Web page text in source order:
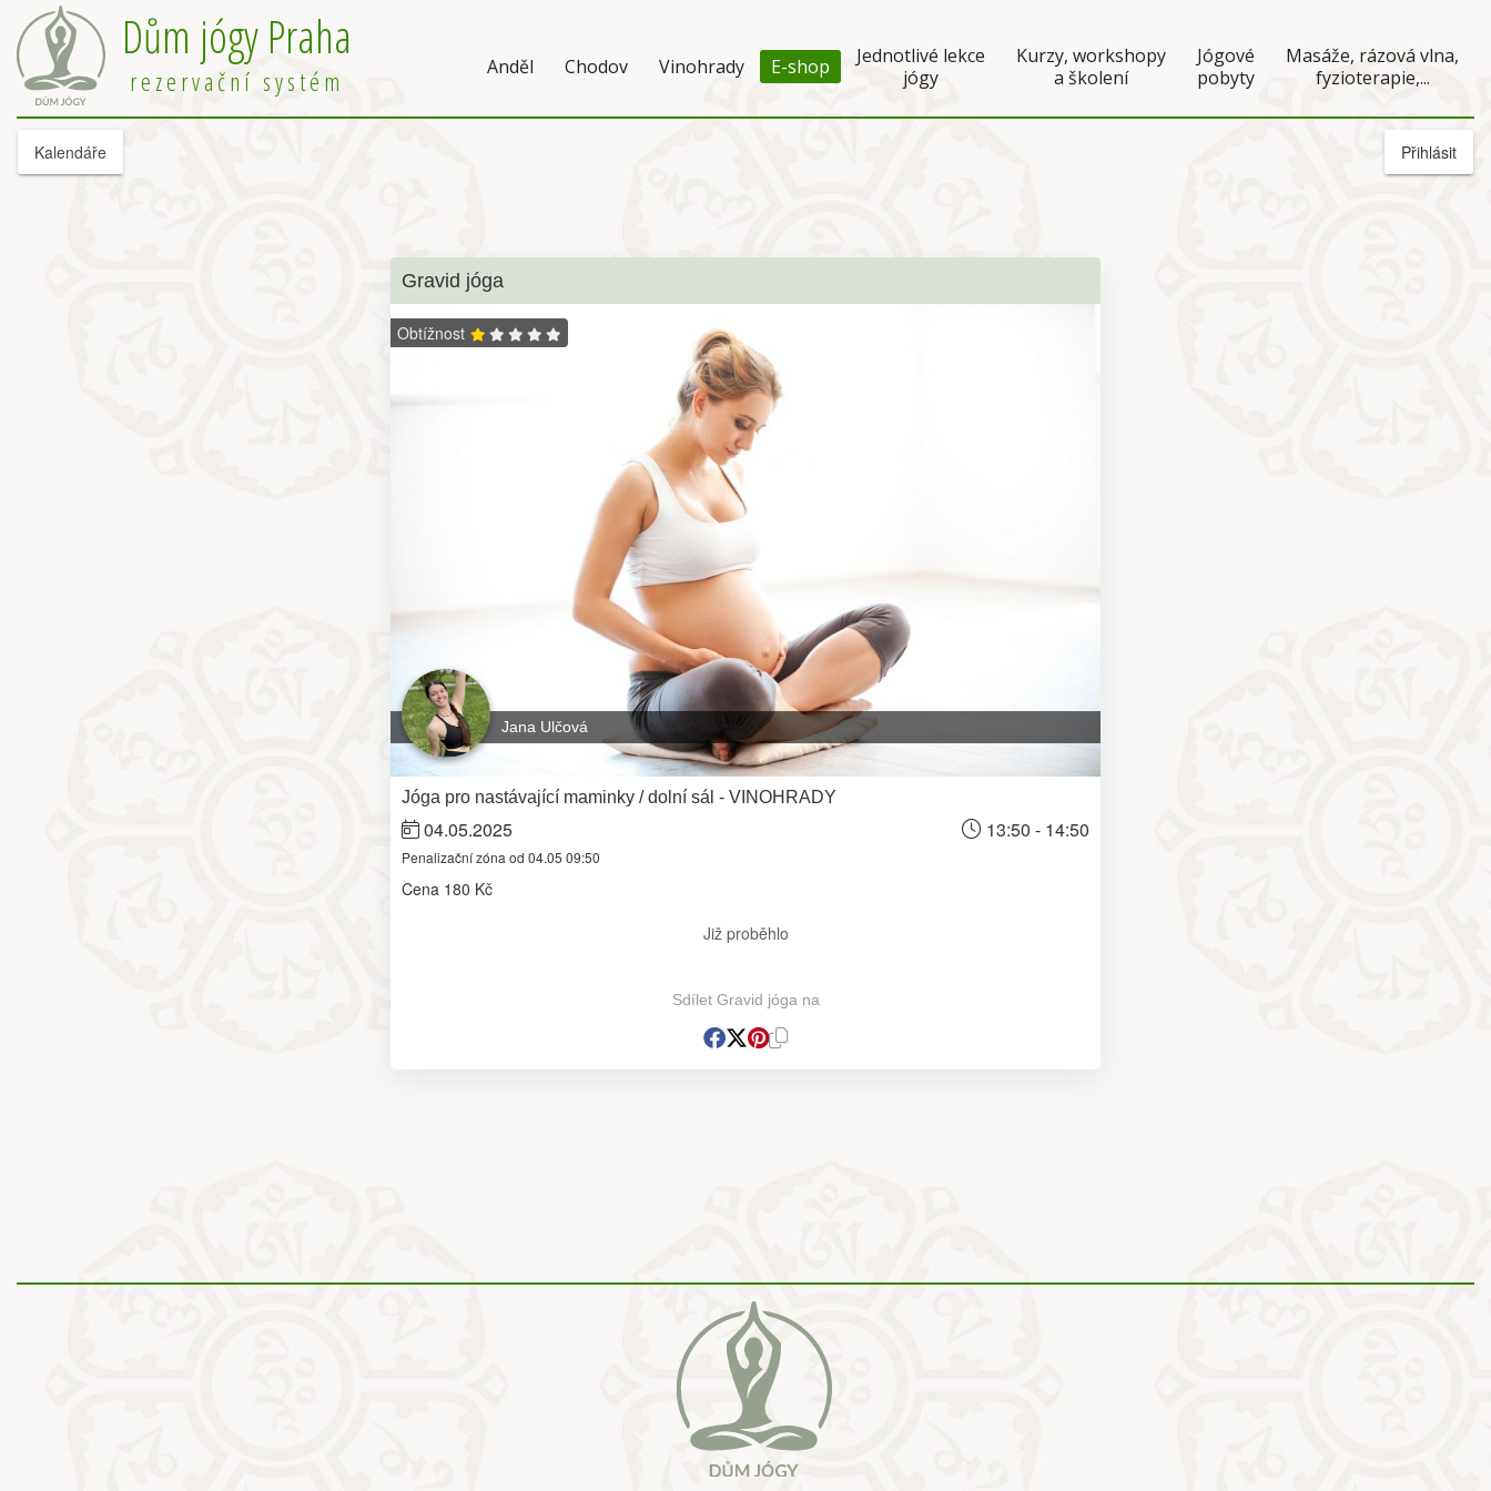
Dům jógy Praha
rezervační systém Anděl Chodov Vinohrady E-shop
Jednotlivé lekce
jógy
Kurzy, workshopy
a školení
Jógové
pobyty
Masáže, rázová vlna,
fyzioterapie,...
Kalendáře Přihlásit
Gravid jóga
Obtížnost
Jana Ulčová
Jóga pro nastávající maminky / dolní sál - VINOHRADY
04.05.2025 13:50 - 14:50
Penalizační zóna od 04.05 09:50
Cena 180 Kč
Již proběhlo
Sdílet Gravid jóga na